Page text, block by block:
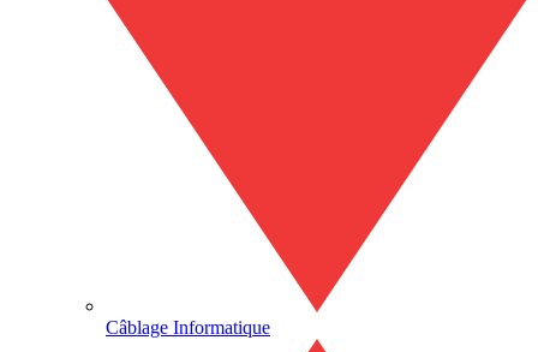
Câblage Informatique